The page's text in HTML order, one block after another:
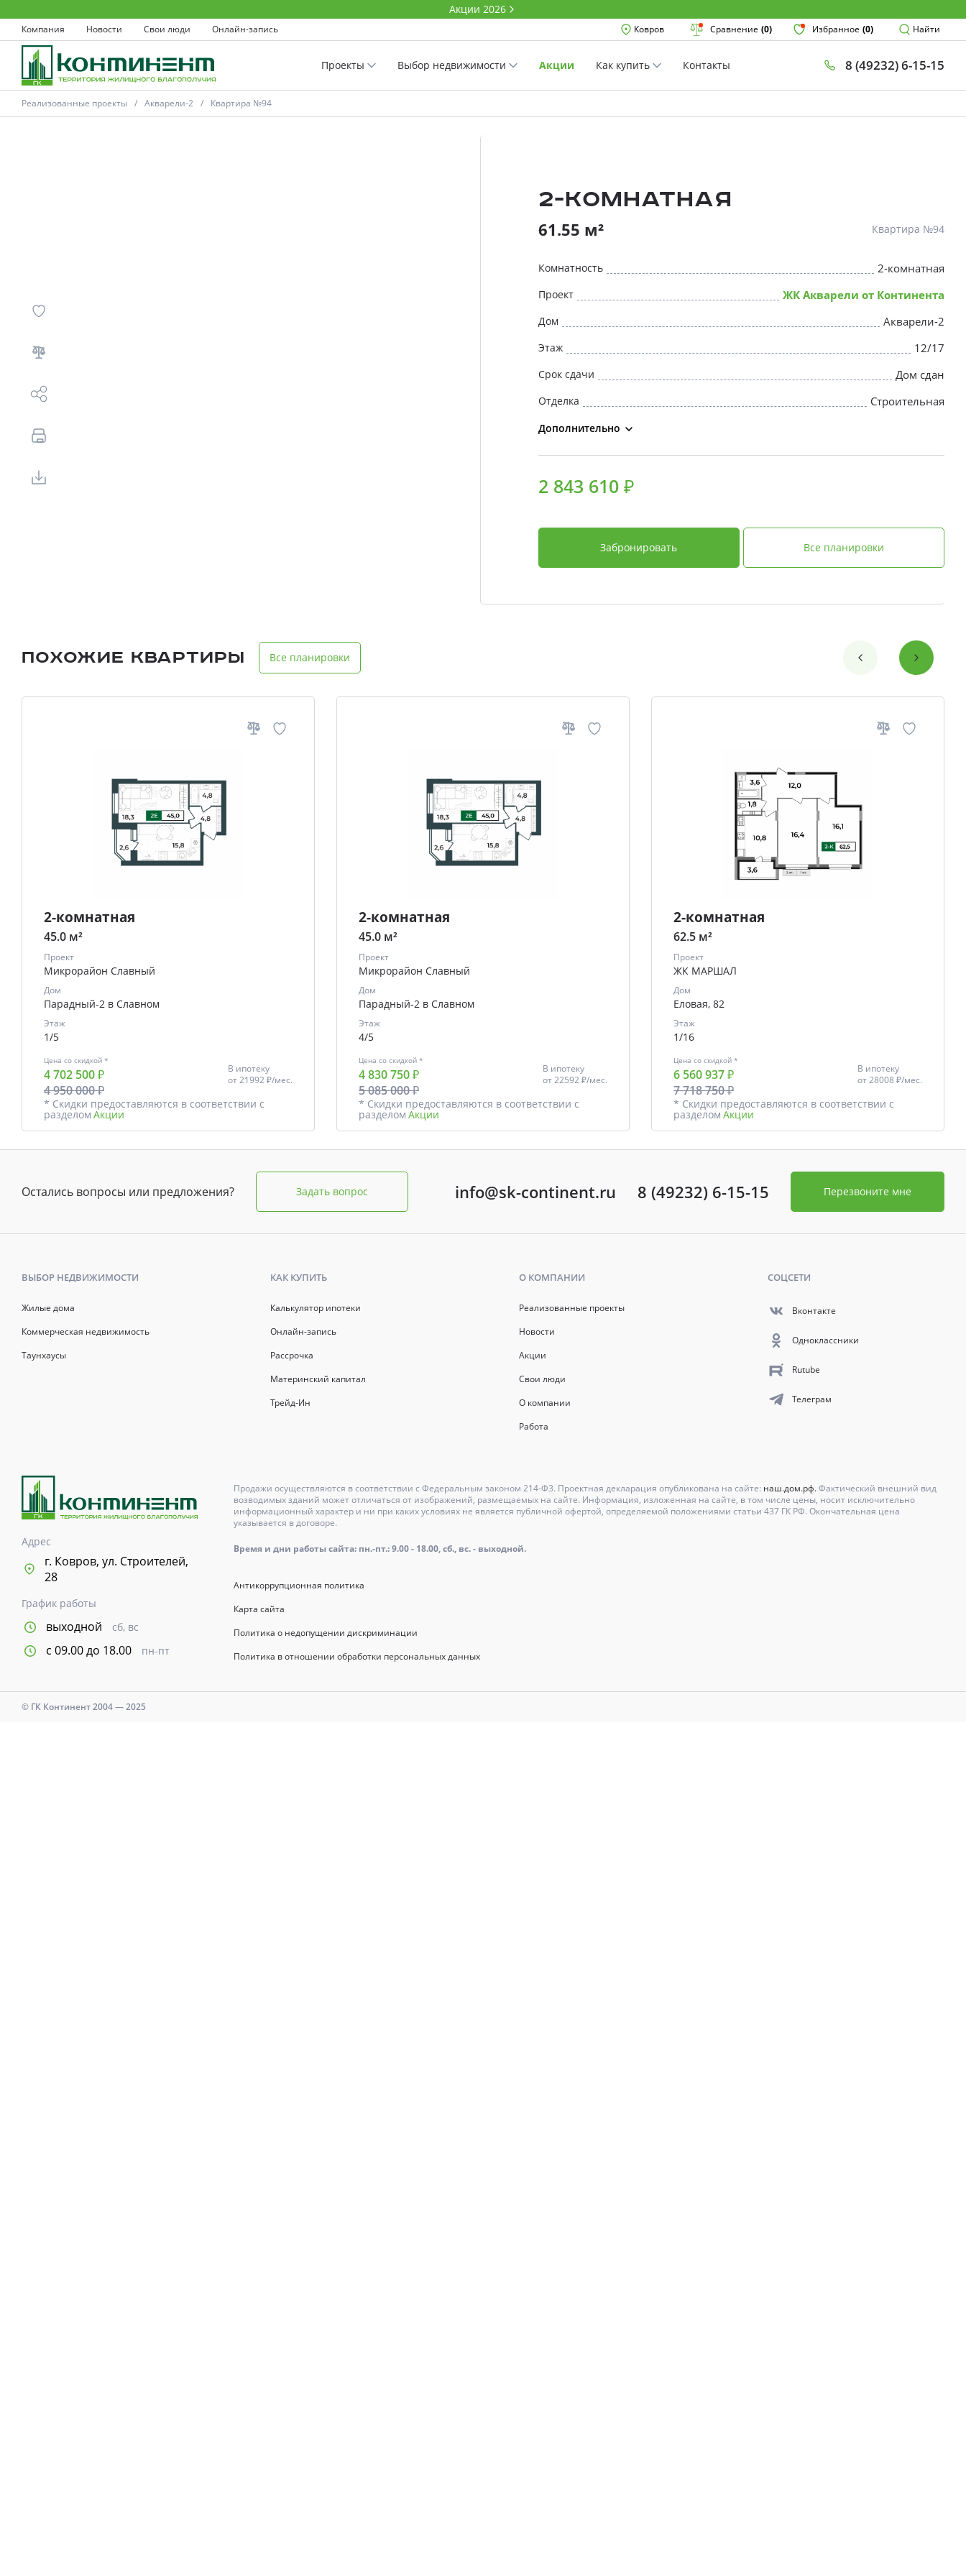
Акции 2026
Компания Новости Свои люди Онлайн-запись Ковров Сравнение (0) Избранное (0) Найти
Проекты Выбор недвижимости Акции Как купить Контакты 8 (49232) 6-15-15
×
Новости
Выбор недвижимости
О компании
Реализованные проекты Акварели-2 Квартира №94
Поиск
2-комнатная
61.55 м² Квартира №94
Комнатность 2-комнатная
Проект ЖК Акварели от Континента
Дом Акварели-2
Этаж 12/17
Срок сдачи Дом сдан
Отделка Строительная
Дополнительно
2 843 610 ₽
Забронировать Все планировки
* Скидки предоставляются в
Похожие квартиры Все планировки
2-комнатная
45.0 м²
Проект
Микрорайон Славный
Дом
Парадный-2 в Славном
Этаж
1/5
Цена со скидкой *
4 702 500 ₽
4 950 000 ₽
В ипотеку
от21992 ₽/мес.
* Скидки предоставляются в соответствии с
разделом Акции
2-комнатная
45.0 м²
Проект
Микрорайон Славный
Дом
Парадный-2 в Славном
Этаж
4/5
Цена со скидкой *
4 830 750 ₽
5 085 000 ₽
В ипотеку
от22592 ₽/мес.
* Скидки предоставляются в соответствии с
разделом Акции
2-комнатная
62.5 м²
Проект
ЖК МАРШАЛ
Дом
Еловая, 82
Этаж
1/16
Цена со скидкой *
6 560 937 ₽
7 718 750 ₽
В ипотеку
от28008 ₽/мес.
* Скидки предоставляются в соответствии с
разделом Акции
Остались вопросы или предложения? Задать вопрос info@sk-continent.ru 8 (49232) 6-15-15 Перезвоните мне
ВЫБОР НЕДВИЖИМОСТИ
Жилые дома
Коммерческая недвижимость
Таунхаусы
КАК КУПИТЬ
Калькулятор ипотеки
Онлайн-запись
Рассрочка
Материнский капитал
Трейд-Ин
О КОМПАНИИ
Реализованные проекты
Новости
Акции
Свои люди
О компании
Работа
СОЦСЕТИ
Вконтакте
Одноклассники
Rutube
Телеграм
Адрес
г. Ковров, ул. Строителей,
28
График работы
выходной сб, вс
с 09.00 до 18.00 пн-пт
Продажи осуществляются в соответствии с Федеральным законом 214-Ф3. Проектная декларация опубликована на сайте: наш.дом.рф.Фактический внешний вид
возводимых зданий может отличаться от изображений, размещаемых на сайте. Информация, изложенная на сайте, в том числе цены, носит исключительно
информационный характер и ни при каких условиях не является публичной офертой, определяемой положениями статьи 437 ГК РФ. Окончательная цена
указывается в договоре.
Время и дни работы сайта: пн.-пт.: 9.00 - 18.00, сб., вс. - выходной.
Антикоррупционная политика
Карта сайта
Политика о недопущении дискриминации
Политика в отношении обработки персональных данных
© ГК Континент 2004 — 2025